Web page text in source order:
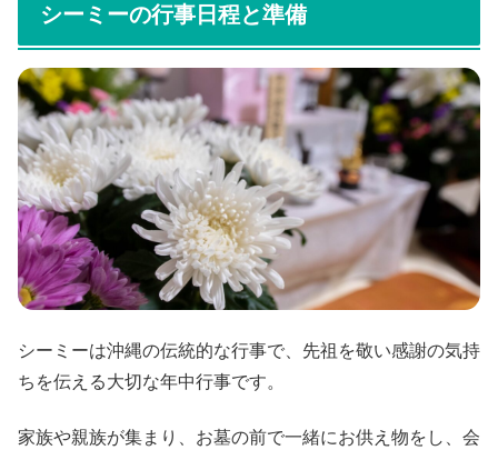
シーミーの行事日程と準備
シーミーは沖縄の伝統的な行事で、先祖を敬い感謝の気持
ちを伝える大切な年中行事です。
家族や親族が集まり、お墓の前で一緒にお供え物をし、会